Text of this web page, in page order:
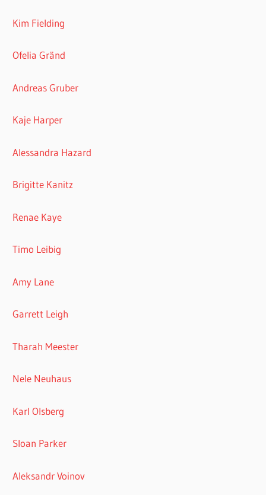
Kim Fielding
Ofelia Gränd
Andreas Gruber
Kaje Harper
Alessandra Hazard
Brigitte Kanitz
Renae Kaye
Timo Leibig
Amy Lane
Garrett Leigh
Tharah Meester
Nele Neuhaus
Karl Olsberg
Sloan Parker
Aleksandr Voinov